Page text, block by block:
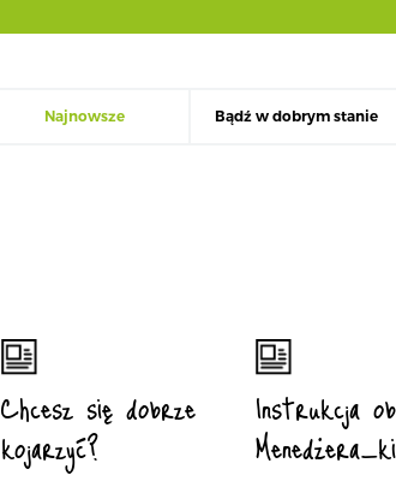
Najnowsze Bądź w dobrym stanie
Chcesz się dobrze
kojarzyć?
Instrukcja
Menedżera_ki